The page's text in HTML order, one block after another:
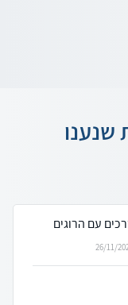
שנענו
26/11/